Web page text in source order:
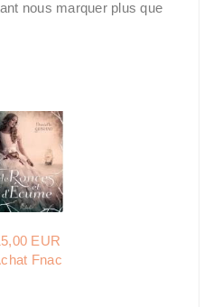
nous marquer plus que
EUR
Fnac